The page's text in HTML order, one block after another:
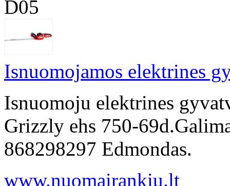
D05
Isnuomojamos elektrines
Isnuomoju elektrines
Grizzly ehs 750-
868298297 Edmondas.
www.nuomairankiu.lt